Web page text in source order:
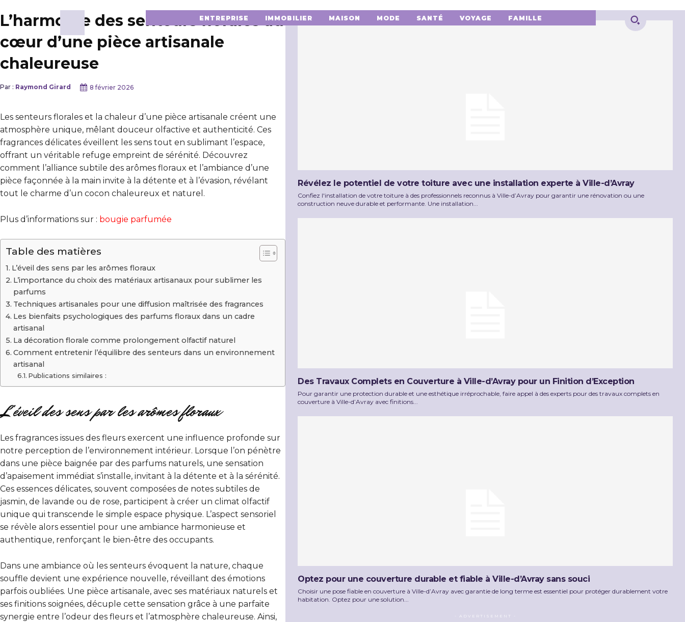
ENTREPRISE IMMOBILIER MAISON MODE SANTÉ VOYAGE FAMILLE
L’harmonie des senteurs florales au
cœur d’une pièce artisanale
chaleureuse
Par : Raymond Girard 8 février 2026
Les senteurs florales et la chaleur d’une pièce artisanale créent une
atmosphère unique, mêlant douceur olfactive et authenticité. Ces
fragrances délicates éveillent les sens tout en sublimant l’espace,
offrant un véritable refuge empreint de sérénité. Découvrez
comment l’alliance subtile des arômes floraux et l’ambiance d’une
pièce façonnée à la main invite à la détente et à l’évasion, révélant
tout le charme d’un cocon chaleureux et naturel.
Plus d’informations sur : bougie parfumée
Table des matières
L’éveil des sens par les arômes floraux
L’importance du choix des matériaux artisanaux pour sublimer les
parfums
Techniques artisanales pour une diffusion maîtrisée des fragrances
Les bienfaits psychologiques des parfums floraux dans un cadre
artisanal
La décoration florale comme prolongement olfactif naturel
Comment entretenir l’équilibre des senteurs dans un environnement
artisanal
Publications similaires :
L’éveil des sens par les arômes floraux
Les fragrances issues des fleurs exercent une influence profonde sur
notre perception de l’environnement intérieur. Lorsque l’on pénètre
dans une pièce baignée par des parfums naturels, une sensation
d’apaisement immédiat s’installe, invitant à la détente et à la sérénité.
Ces essences délicates, souvent composées de notes subtiles de
jasmin, de lavande ou de rose, participent à créer un climat olfactif
unique qui transcende le simple espace physique. L’aspect sensoriel
se révèle alors essentiel pour une ambiance harmonieuse et
authentique, renforçant le bien-être des occupants.
Dans une ambiance où les senteurs évoquent la nature, chaque
souffle devient une expérience nouvelle, réveillant des émotions
parfois oubliées. Une pièce artisanale, avec ses matériaux naturels et
ses finitions soignées, décuple cette sensation grâce à une parfaite
synergie entre l’odeur des fleurs et l’atmosphère chaleureuse. Ainsi,
Révélez le potentiel de votre toiture avec une installation experte à Ville-d’Avray
Confiez l'installation de votre toiture à des professionnels reconnus à Ville-d’Avray pour garantir une rénovation ou une
construction neuve durable et performante. Une installation...
Des Travaux Complets en Couverture à Ville-d’Avray pour un Finition d’Exception
Pour garantir une protection durable et une esthétique irréprochable, faire appel à des experts pour des travaux complets en
couverture à Ville-d’Avray avec finitions...
Optez pour une couverture durable et fiable à Ville-d’Avray sans souci
Choisir une pose fiable en couverture à Ville-d’Avray avec garantie de long terme est essentiel pour protéger durablement votre
habitation. Optez pour une solution...
- ADVERTISEMENT -